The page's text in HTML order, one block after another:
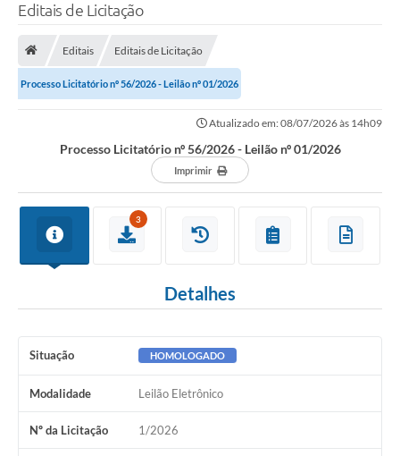
Defesa Civil
AQUI TEM SEBRAE
DOCUMENTOS
Cultura
Meio Ambiente
Conheça Delfim Moreira
Editais de Licitação
Editais Editais de Licitação
Processo Licitatório nº 56/2026 - Leilão nº 01/2026
Atualizado em: 08/07/2026 às 14h09
Processo Licitatório nº 56/2026 - Leilão nº 01/2026
Imprimir
3
Detalhes
Situação HOMOLOGADO
Modalidade Leilão Eletrônico
Nº da Licitação 1/2026